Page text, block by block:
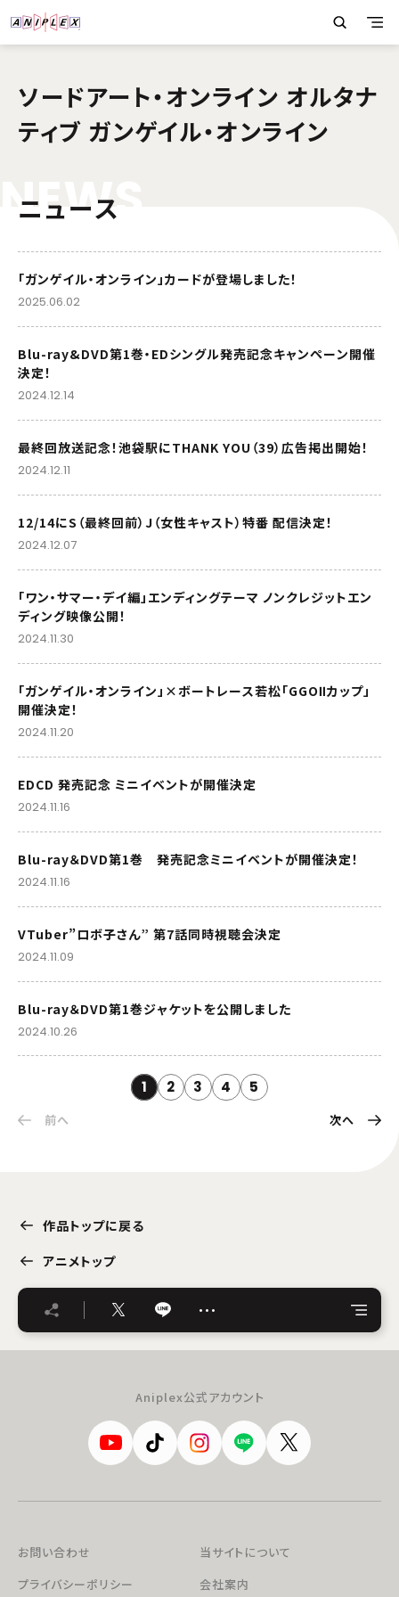
ソードアート・オンライン オルタナ
ティブ ガンゲイル・オンライン
NEWS
ニュース
「ガンゲイル・オンライン」カードが登場しました！
2025.06.02
Blu-ray&DVD第1巻・EDシングル発売記念キャンペーン開催
決定！
2024.12.14
最終回放送記念！池袋駅にTHANK YOU（39）広告掲出開始！
2024.12.11
12/14にS（最終回前）J（女性キャスト）特番 配信決定！
2024.12.07
「ワン・サマー・デイ編」エンディングテーマ ノンクレジットエン
ディング映像公開！
2024.11.30
「ガンゲイル・オンライン」×ボートレース若松「GGOⅡカップ」
開催決定！
2024.11.20
EDCD 発売記念 ミニイベントが開催決定
2024.11.16
Blu-ray＆DVD第1巻 発売記念ミニイベントが開催決定！
2024.11.16
VTuber”ロボ子さん” 第7話同時視聴会決定
2024.11.09
Blu-ray＆DVD第1巻ジャケットを公開しました
2024.10.26
1 2 3 4 5
前へ 次へ
作品トップに戻る
アニメトップ
…
Aniplex公式アカウント
お問い合わせ
当サイトについて
プライバシーポリシー
会社案内